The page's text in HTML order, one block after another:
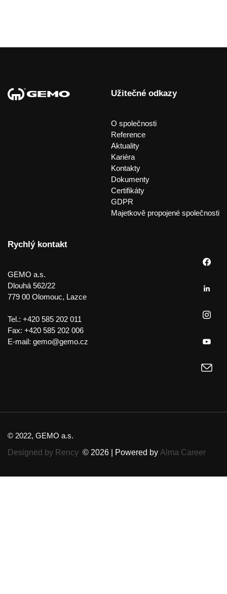
Užitečné odkazy
O společnosti
Reference
Aktuality
Kariéra
Kontakty
Dokumenty
Certifikáty
GDPR
Majetkově propojené společnosti
Rychlý kontakt
GEMO a.s.
Dlouhá 562/22
779 00 Olomouc, Lazce
Tel.: +420 585 202 011
Fax: +420 585 202 006
E-mail: gemo@gemo.cz
© 2022, GEMO a.s.
Designed by Rency © 2026 | Powered by Alma Career